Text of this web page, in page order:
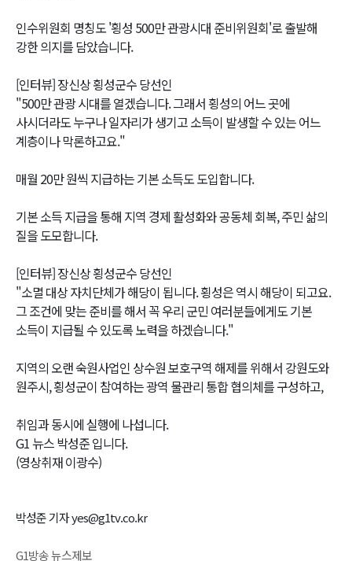
인수위원회 명칭도 '횡성 500만 관광시대 준비위원회'로 출발해
강한 의지를 담았습니다.
[인터뷰] 장신상 횡성군수 당선인
"500만 관광 시대를 열겠습니다. 그래서 횡성의 어느 곳에
사시더라도 누구나 일자리가 생기고 소득이 발생할 수 있는 어느
계층이나 막론하고요."
매월 20만 원씩 지급하는 기본 소득도 도입합니다.
기본 소득 지급을 통해 지역 경제 활성화와 공동체 회복, 주민 삶의
질을 도모합니다.
[인터뷰] 장신상 횡성군수 당선인
"소멸 대상 자치단체가 해당이 됩니다. 횡성은 역시 해당이 되고요.
그 조건에 맞는 준비를 해서 꼭 우리 군민 여러분들에게도 기본
소득이 지급될 수 있도록 노력을 하겠습니다."
지역의 오랜 숙원사업인 상수원 보호구역 해제를 위해서 강원도와
원주시, 횡성군이 참여하는 광역 물관리 통합 협의체를 구성하고,
취임과 동시에 실행에 나섭니다.
G1 뉴스 박성준 입니다.
(영상취재 이광수)
박성준 기자 yes@g1tv.co.kr
G1방송 뉴스제보